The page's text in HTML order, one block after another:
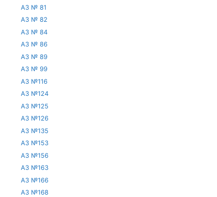
АЗ № 81
АЗ № 82
АЗ № 84
АЗ № 86
АЗ № 89
АЗ № 99
АЗ №116
АЗ №124
АЗ №125
АЗ №126
АЗ №135
АЗ №153
АЗ №156
АЗ №163
АЗ №166
АЗ №168